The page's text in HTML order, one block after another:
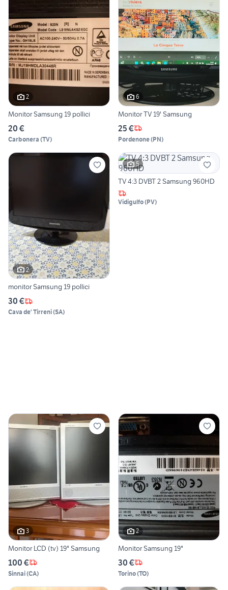
2
Monitor Samsung 19 pollici
20 €
Carbonera (TV)
6
Monitor TV 19' Samsung
25 €
Pordenone(PN)
2
monitor Samsung 19 pollici
30 €
Cava de' Tirreni(SA)
5
TV 4:3 DVBT 2 Samsung 960HD
Vidigulfo(PV)
3
Monitor LCD (tv) 19" Samsung
100 €
Sinnai(CA)
2
Monitor Samsung 19"
30 €
Torino(TO)